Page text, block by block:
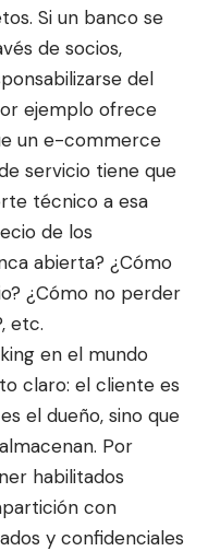
Si un banco se
de socios,
del
ejemplo ofrece
un e-commerce
servicio tiene que
técnico a esa
de los
abierta? ¿Cómo
¿Cómo no perder
etc.
en el mundo
claro: el cliente es
el dueño, sino que
Por
habilitados
con
y confidenciales